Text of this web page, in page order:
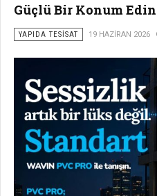
Güçlü Bir Konum
YAPIDA TESISAT 19 HAZIRAN 2026